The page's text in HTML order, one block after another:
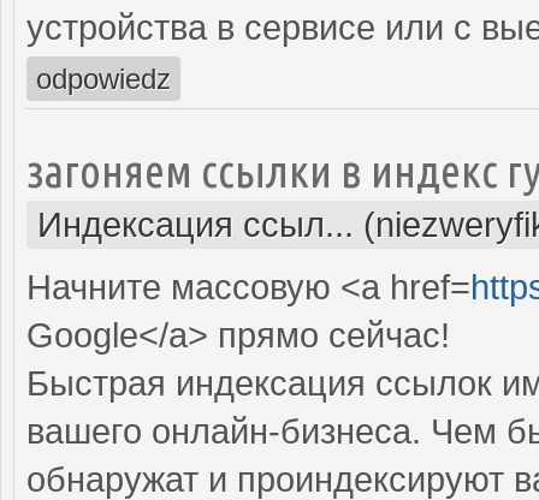
устройства в сервисе или с
odpowiedz
загоняем ссылки в индекс
Индексация ссыл...
Начните массовую <a href=
Google</a> прямо cейчас!
Быстрая индексация ссылок
вашего онлайн-бизнеса. Чем
обнаружат и проиндексируют